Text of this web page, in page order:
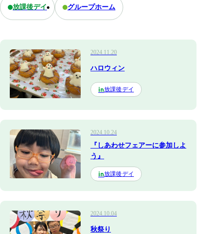
放課後デイ グループホーム
ハロウィン
2024.11.20
in放課後デイ
『しあわせフェアーに参加しよ
う』
2024.10.24
in放課後デイ
秋祭り
2024.10.04